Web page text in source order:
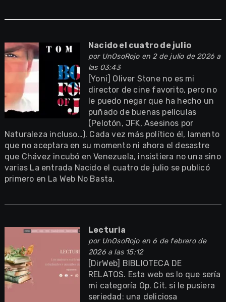
Nacido el cuatro de julio
por UnOsoRojoen 2 de julio de 2026 a
las 03:43
[Yoni] Oliver Stone no es mi
director de cine favorito, pero no
le puedo negar que ha hecho un
puñado de buenas películas
(Pelotón, JFK, Asesinos por
Naturaleza incluso…). Cada vez más político él, lamento
que no aceptara en su momento ni ahora el desastre
que Chávez incubó en Venezuela, insistiera no una sino
varias La entrada Nacido el cuatro de julio se publicó
primero en La Web No Basta.
Lecturia
por UnOsoRojoen 6 de febrero de
2026 a las 15:12
[DirWeb] BIBLIOTECA DE
RELATOS. Esta web es lo que sería
mi categoría Op. Cit. si le pusiera
seriedad: una deliciosa